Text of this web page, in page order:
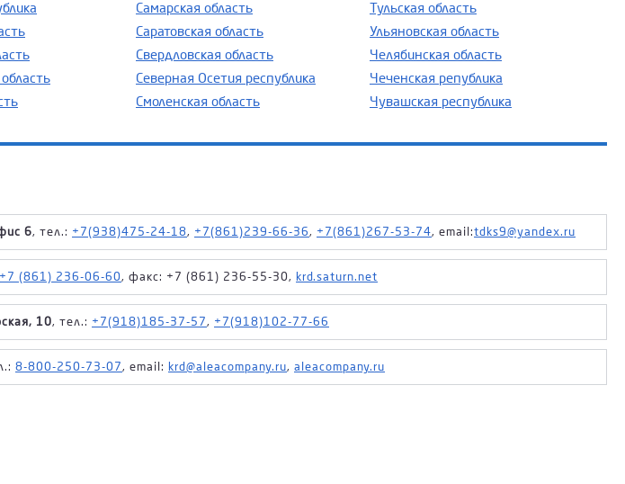
Самарская область
Саратовская область
Свердловская область
Северная Осетия республика
Смоленская область
Тульская область
Ульяновская область
Челябинская область
Чеченская република
Чувашская республика
6, тел.: +7(938)475-24-18, +7(861)239-66-36, +7(861)267-53-74, email:tdks9@yandex.ru
+7 (861) 236-06-60, факс: +7 (861) 236-55-30, krd.saturn.net
10, тел.: +7(918)185-37-57, +7(918)102-77-66
8-800-250-73-07, email: krd@aleacompany.ru, aleacompany.ru